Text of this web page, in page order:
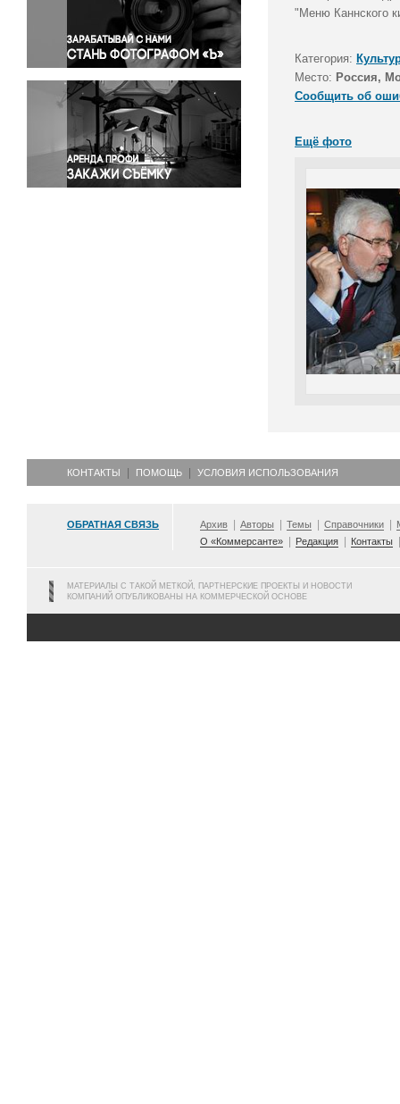
Правосудие
Происшествия и конфликты
Религия
Светская жизнь
Спорт
Экология
Экономика и бизнес
"Меню Каннского
Категория:
Место: Россия,
Сообщить об
Ещё фото
КОНТАКТЫ ПОМОЩЬ УСЛОВИЯ ИСПОЛЬЗОВАНИЯ
ОБРАТНАЯ СВЯЗЬ Архив Авторы Темы Справочники
О «Коммерсанте»
Редакция Контакты
МАТЕРИАЛЫ С ТАКОЙ МЕТКОЙ, ПАРТНЕРСКИЕ ПРОЕКТЫ И НОВОСТИ
КОМПАНИЙ ОПУБЛИКОВАНЫ НА КОММЕРЧЕСКОЙ ОСНОВЕ